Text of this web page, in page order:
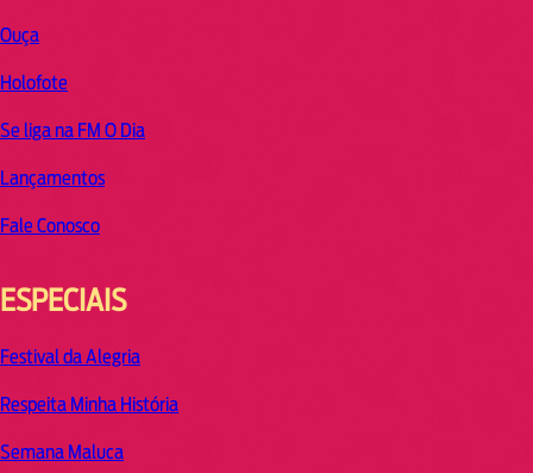
Ouça
Holofote
Se liga na FM O Dia
Lançamentos
Fale Conosco
ESPECIAIS
Festival da Alegria
Respeita Minha História
Semana Maluca